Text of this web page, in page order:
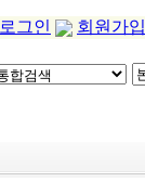
로그인 회원가입